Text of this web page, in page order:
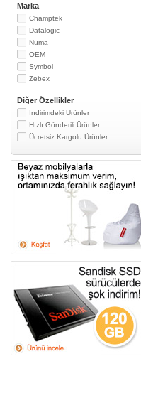
Marka
Champtek
Datalogic
Numa
OEM
Symbol
Zebex
Diğer Özellikler
İndirimdeki Ürünler
Hızlı Gönderili Ürünler
Ücretsiz Kargolu Ürünler